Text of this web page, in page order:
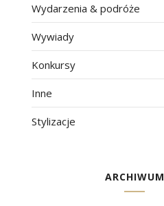
Wydarzenia & podróże
Wywiady
Konkursy
Inne
Stylizacje
ARCHIWUM